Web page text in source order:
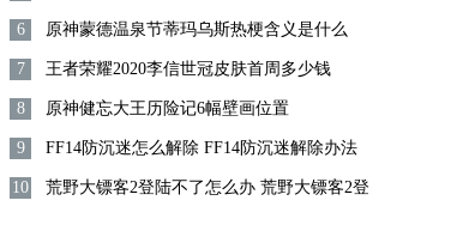
6 原神蒙德温泉节蒂玛乌斯热梗含义是什么
7 王者荣耀2020李信世冠皮肤首周多少钱
8 原神健忘大王历险记6幅壁画位置
9 FF14防沉迷怎么解除 FF14防沉迷解除办法
10 荒野大镖客2登陆不了怎么办 荒野大镖客2登